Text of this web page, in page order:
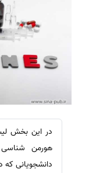
هورمن شناسی
دانشجویانی که